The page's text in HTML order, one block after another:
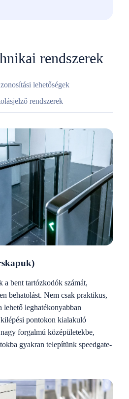
rendszerek
lehetőségek
rendszerek
bent tartózkodók számát,
behatolást. Nem csak praktikus,
lehető leghatékonyabban
pontokon kialakuló
forgalmú középületekbe,
gyakran telepítünk speedgate-